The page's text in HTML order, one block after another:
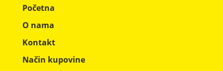
Početna
O nama
Kontakt
Način kupovine